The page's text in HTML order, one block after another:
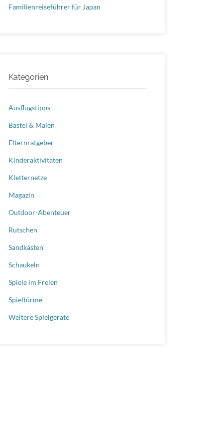
Familienreiseführer für Japan
Kategorien
Ausflugstipps
Bastel & Malen
Elternratgeber
Kinderaktivitäten
Kletternetze
Magazin
Outdoor-Abenteuer
Rutschen
Sandkästen
Schaukeln
Spiele im Freien
Spieltürme
Weitere Spielgeräte